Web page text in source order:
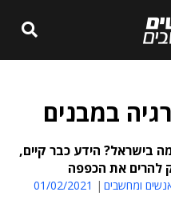
במבנים
בישראל? הידע כבר קיים,
להרים את הכפפה
ומחשבים
01/02/2021